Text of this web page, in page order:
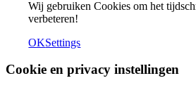
Wij gebruiken Cookies om het
verbeteren!
OKSettings
Cookie en privacy instellingen